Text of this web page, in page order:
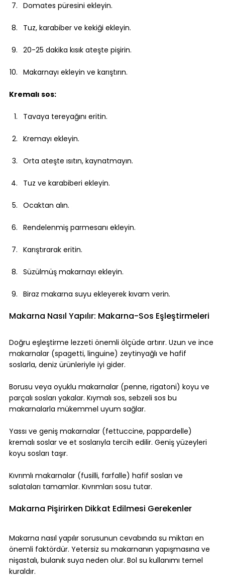
Domates püresini ekleyin.
Tuz, karabiber ve kekiği ekleyin.
20-25 dakika kısık ateşte pişirin.
Makarnayı ekleyin ve karıştırın.
Kremalı sos:
Tavaya tereyağını eritin.
Kremayı ekleyin.
Orta ateşte ısıtın, kaynatmayın.
Tuz ve karabiberi ekleyin.
Ocaktan alın.
Rendelenmiş parmesanı ekleyin.
Karıştırarak eritin.
Süzülmüş makarnayı ekleyin.
Biraz makarna suyu ekleyerek kıvam verin.
Makarna Nasıl Yapılır: Makarna-Sos Eşleştirmeleri
Doğru eşleştirme lezzeti önemli ölçüde artırır. Uzun ve ince
makarnalar (spagetti, linguine) zeytinyağlı ve hafif
soslarla, deniz ürünleriyle iyi gider.
Borusu veya oyuklu makarnalar (penne, rigatoni) koyu ve
parçalı sosları yakalar. Kıymalı sos, sebzeli sos bu
makarnalarla mükemmel uyum sağlar.
Yassı ve geniş makarnalar (fettuccine, pappardelle)
kremalı soslar ve et soslarıyla tercih edilir. Geniş yüzeyleri
koyu sosları taşır.
Kıvrımlı makarnalar (fusilli, farfalle) hafif sosları ve
salataları tamamlar. Kıvrımları sosu tutar.
Makarna Pişirirken Dikkat Edilmesi Gerekenler
Makarna nasıl yapılır sorusunun cevabında su miktarı en
önemli faktördür. Yetersiz su makarnanın yapışmasına ve
nişastalı, bulanık suya neden olur. Bol su kullanımı temel
kuraldır.